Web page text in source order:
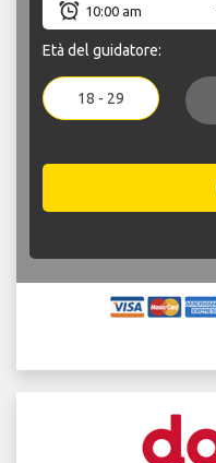
Età del guidatore:
18 - 29